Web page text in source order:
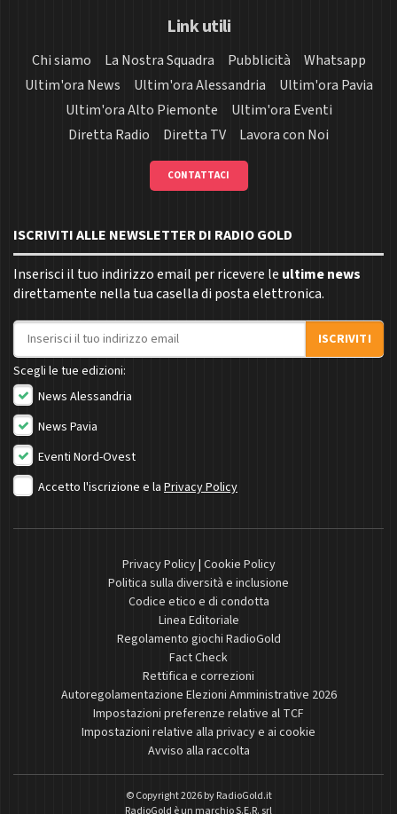
Link utili
Chi siamo La Nostra Squadra Pubblicità
Whatsapp
Ultim'ora News
Ultim'ora Alessandria
Ultim'ora Pavia
Ultim'ora Alto Piemonte
Ultim'ora Eventi
Diretta Radio
Diretta TV Lavora con Noi
CONTATTACI
ISCRIVITI ALLE NEWSLETTER DI RADIO GOLD
Inserisci il tuo indirizzo email per ricevere le ultime news
direttamente nella tua casella di posta elettronica.
Indirizzo email
ISCRIVITI
Scegli le tue edizioni:
News Alessandria
News Pavia
Eventi Nord-Ovest
Accetto l'iscrizione e la Privacy Policy
Privacy Policy| Cookie Policy
Politica sulla diversità e inclusione
Codice etico e di condotta
Linea Editoriale
Regolamento giochi RadioGold
Fact Check
Rettifica e correzioni
Autoregolamentazione Elezioni Amministrative 2026
Impostazioni preferenze relative al TCF
Impostazioni relative alla privacy e ai cookie
Avviso alla raccolta
© Copyright 2026 byRadioGold.it
RadioGold è un marchio S.E.R. srl